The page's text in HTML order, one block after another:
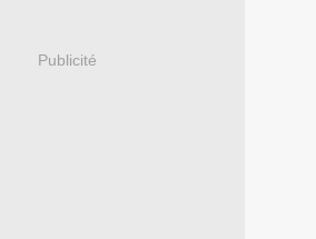
Publicité